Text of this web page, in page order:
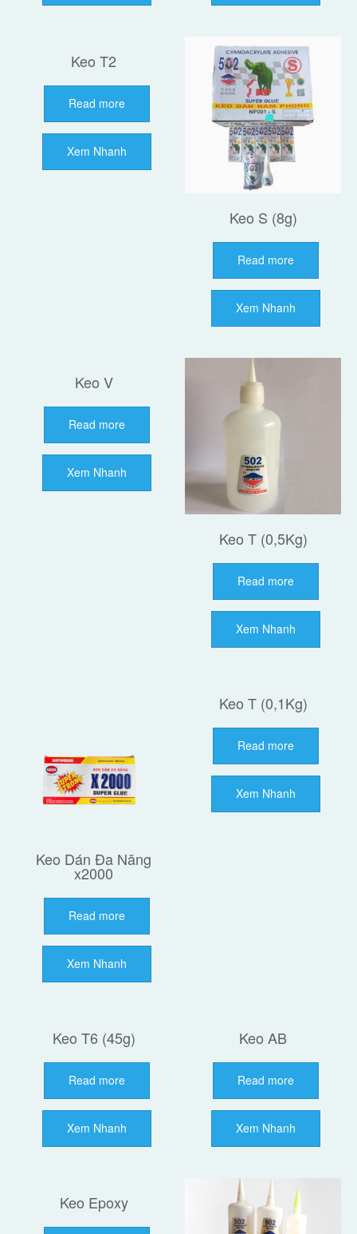
Keo T2
Read more
Xem Nhanh
Keo S (8g)
Read more
Xem Nhanh
Keo V
Read more
Xem Nhanh
Keo T (0,5Kg)
Read more
Xem Nhanh
Keo Dán Đa Năng
x2000
Read more
Xem Nhanh
Keo T (0,1Kg)
Read more
Xem Nhanh
Keo T6 (45g)
Read more
Xem Nhanh
Keo AB
Read more
Xem Nhanh
Keo Epoxy